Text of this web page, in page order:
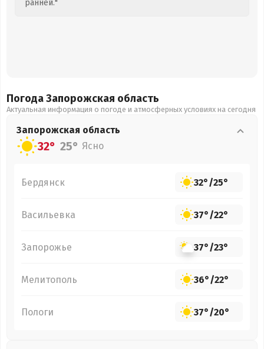
ранней."
Погода Запорожская область
Актуальная информация о погоде и атмосферных условиях на сегодня
Запорожская область
32° 25° Ясно
Бердянск 32°/25°
Васильевка 37°/22°
Запорожье 37°/23°
Мелитополь 36°/22°
Пологи 37°/20°